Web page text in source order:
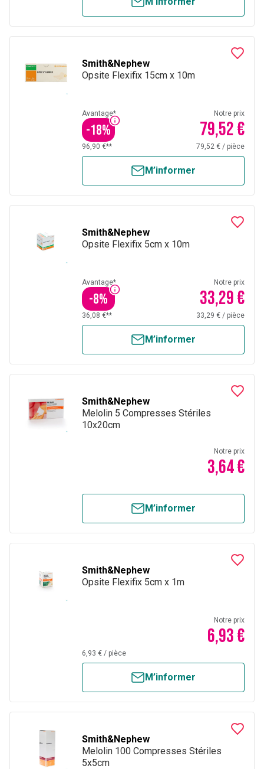
Smith&Nephew
Opsite Flexifix 15cm x 10m
Avantage*
-18%
Notre prix
79,52 €
96,90 €** 79,52 € / pièce
M’informer
Smith&Nephew
Opsite Flexifix 5cm x 10m
Avantage*
-8%
Notre prix
33,29 €
36,08 €** 33,29 € / pièce
M’informer
Smith&Nephew
Melolin 5 Compresses Stériles
10x20cm
Notre prix
3,64 €
M’informer
Smith&Nephew
Opsite Flexifix 5cm x 1m
Notre prix
6,93 €
6,93 € / pièce
M’informer
Smith&Nephew
Melolin 100 Compresses Stériles
5x5cm